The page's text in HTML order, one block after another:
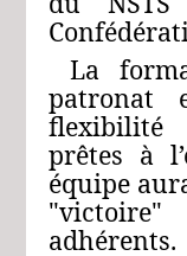
La
patronat
prêtes à
équipe